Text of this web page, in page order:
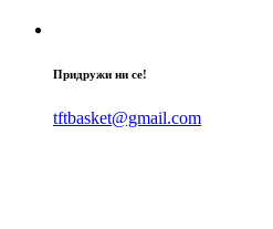
Придружи ни се!
tftbasket@gmail.com